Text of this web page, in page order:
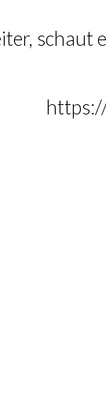
schaut